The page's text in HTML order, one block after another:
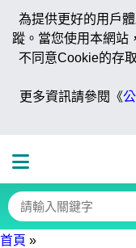
為提供更好的用戶
蹤。當您使用本網站
不同意Cookie的存
更多資訊請參閱《
首頁 »